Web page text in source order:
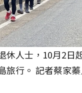
休人士，10月2日
旅行。 記者蔡家